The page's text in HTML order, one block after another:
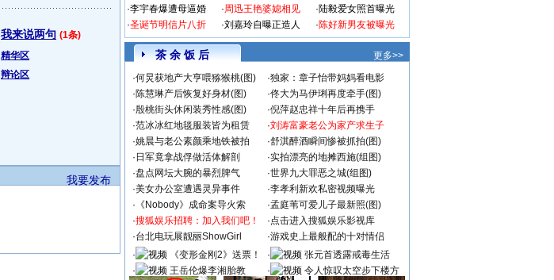
我来说两句 (1条)
精华区
辩论区
我要发布
·李宇春爆遭母逼婚
·圣诞节明信片八折
·周迅王艳婆媳相见
·刘嘉玲自曝正造人
·陆毅爱女照首曝光
·陈好新男友被曝光
茶 余 饭 后
更多>>
·何炅获地产大亨喂猕猴桃(图) ·独家：章子怡带妈妈看电影
·陈慧琳产后恢复好身材(图) ·佟大为马伊琍再度牵手(图)
·殷桃街头休闲装秀性感(图) ·倪萍赵忠祥十年后再携手
·范冰冰红地毯服装皆为租赁 ·刘涛富豪老公为家产求生子
·姚晨与老公素颜乘地铁被拍 ·舒淇醉酒瞬间惨被抓拍(图)
· 日军竟拿战俘做活体解剖 ·实拍漂亮的地摊西施(组图)
·盘点网坛大腕的暴烈脾气 ·世界九大罪恶之城(组图)
·美女办公室遭遇灵异事件 ·李孝利新欢私密视频曝光
· 《Nobody》成命案导火索 ·孟庭苇可爱儿子最新照(图)
·搜狐娱乐招聘：加入我们吧！ ·点击进入搜狐娱乐影视库
·台北电玩展靓丽ShowGirl ·游戏史上最般配的十对情侣
·
《变形金刚2》送票！ ·
张元首透露戒毒生活
·
王岳伦爆李湘胎教 ·
令人惊叹太空步下楼方